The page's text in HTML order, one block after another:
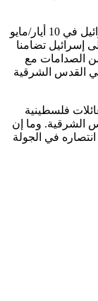
واندلع النزاع (الرابع منذ 2008) بين حماس وإسرائيل في 10 أيار/مايو
إسرائيل تضامنا
من الصدامات مع
القدس الشرقية
فلسطينية
الشرقية. وما إن
في الجولة